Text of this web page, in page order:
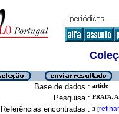
Base de dados : article
Pesquisa : PRATA,
Referências encontradas : 3 [refinar